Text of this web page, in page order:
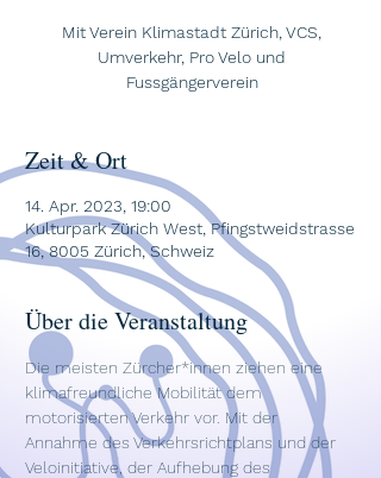
Mit Verein Klimastadt Zürich, VCS,
Umverkehr, Pro Velo und
Fussgängerverein
Zeit & Ort
14. Apr. 2023, 19:00
Kulturpark Zürich West, Pfingstweidstrasse
16, 8005 Zürich, Schweiz
Über die Veranstaltung
Die meisten Zürcher*innen ziehen eine
klimafreundliche Mobilität dem
motorisierten Verkehr vor. Mit der
Annahme des Verkehrsrichtplans und der
Veloinitiative, der Aufhebung des